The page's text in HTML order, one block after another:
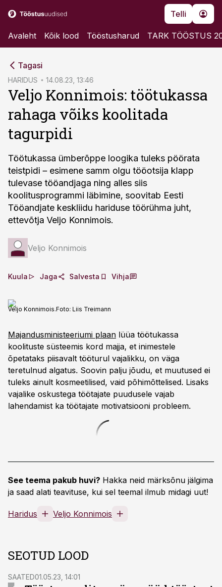
Telli
Avaleht Kõik lood Tööstusharud TARK TÖÖSTUS
Tagasi
HARIDUS 14.08.23, 13:46
Veljo Konnimois: töötukassa
rahaga võiks koolitada
tagurpidi
Töötukassa ümberõppe loogika tuleks pöörata
teistpidi – esimene samm olgu tööotsija klapp
tulevase tööandjaga ning alles siis
koolitusprogrammi läbimine, soovitab Eesti
Tööandjate keskliidu hariduse töörühma juht,
ettevõtja Veljo Konnimois.
Veljo Konnimois
Kuula Jaga Salvesta Vihja
Veljo Konnimois.Foto: Liis Treimann
Majandusministeeriumi plaan lüüa töötukassa
koolituste süsteemis kord majja, et inimestele
õpetataks piisavalt tööturul vajalikku, on väga
teretulnud algatus. Soovin palju jõudu, et muutused ei
tuleks ainult kosmeetilised, vaid põhimõttelised. Lisaks
vajalike oskustega töötajate puudusele vajab
lahendamist ka töötajate motivatsiooni probleem.
See teema pakub huvi? Hakka neid märksõnu jälgima
ja saad alati teavituse, kui sel teemal ilmub midagi uut!
Haridus Veljo Konnimois
SEOTUD LOOD
SAATED01.05.23, 14:01